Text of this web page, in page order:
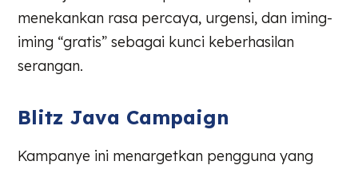
menekankan rasa percaya, urgensi, dan iming-
iming “gratis” sebagai kunci keberhasilan
serangan.
Blitz Java Campaign
Kampanye ini menargetkan pengguna yang